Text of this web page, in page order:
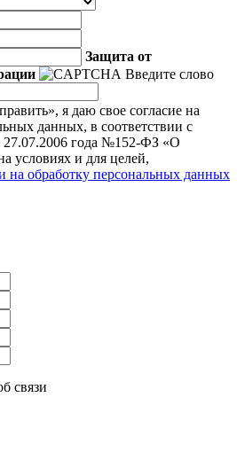
Защита от
Введите слово
я даю свое согласие на
данных, в соответствии с
27.07.2006 года №152-ФЗ «О
условиях и для целей,
на обработку персональных данных
связи